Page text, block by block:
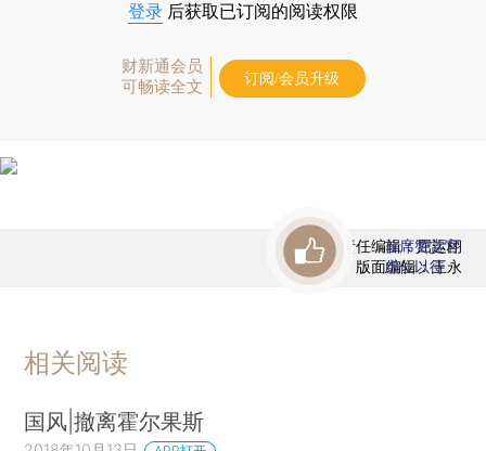
登录 后获取已订阅的阅读权限
财新通会员
可畅读全文
订阅/会员升级
责任编辑：屈运栩
版面编辑：王永
首席赞赏官
虚位以待
相关阅读
国风|撤离霍尔果斯